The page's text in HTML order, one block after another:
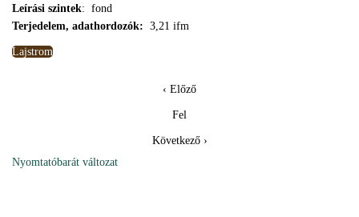
Leírási szintek: fond
Terjedelem, adathordozók: 3,21 ifm
Lajstrom
‹ Előző
Fel
Következő ›
Nyomtatóbarát változat